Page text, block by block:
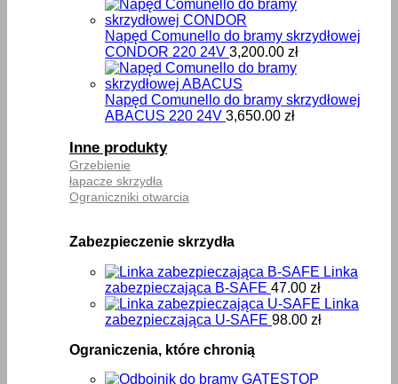
Napęd Comunello do bramy skrzydłowej
CONDOR 220 24V 3,200.00 zł
Napęd Comunello do bramy skrzydłowej
ABACUS 220 24V 3,650.00 zł
Inne produkty
Grzebienie
łapacze skrzydła
Ograniczniki otwarcia
Zabezpieczenie skrzydła
Linka
zabezpieczająca B-SAFE 47.00 zł
Linka
zabezpieczająca U-SAFE 98.00 zł
Ograniczenia, które chronią